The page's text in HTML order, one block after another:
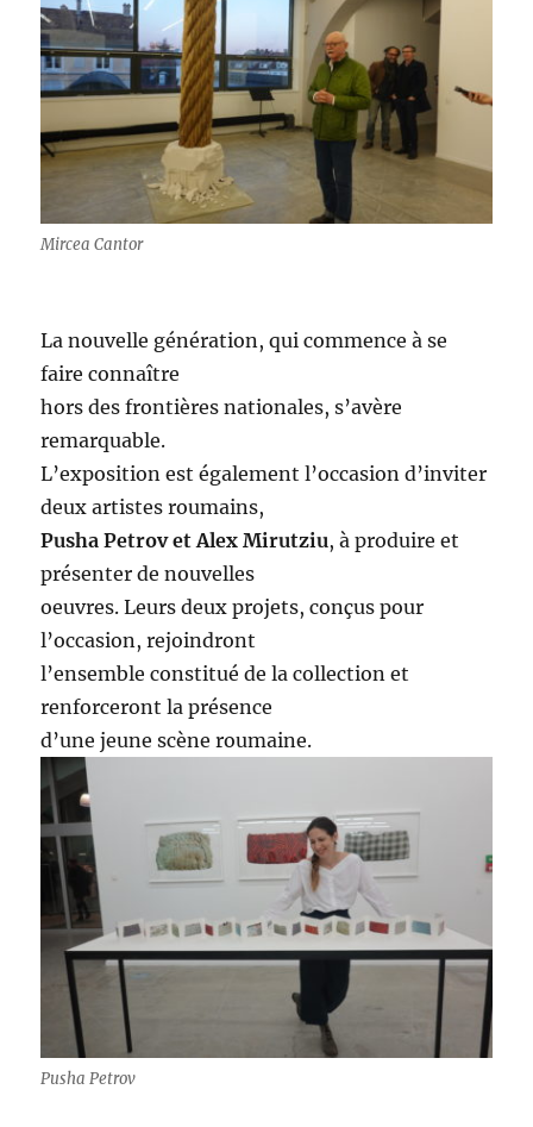
Mircea Cantor
La nouvelle génération, qui commence à se
faire connaître
hors des frontières nationales, s’avère
remarquable.
L’exposition est également l’occasion d’inviter
deux artistes roumains,
Pusha Petrov et Alex Mirutziu, à produire et
présenter de nouvelles
oeuvres. Leurs deux projets, conçus pour
l’occasion, rejoindront
l’ensemble constitué de la collection et
renforceront la présence
d’une jeune scène roumaine.
Pusha Petrov